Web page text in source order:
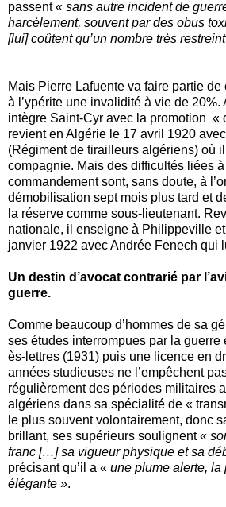
passent « sans autre incident de
harcèlement, souvent par des obus
[lui] coûtent qu’un nombre très
Mais Pierre Lafuente va faire partie de
à l’ypérite une invalidité à vie de 20%.
intègre Saint-Cyr avec la promotion «
revient en Algérie le 17 avril 1920
(Régiment de tirailleurs algériens) où
compagnie. Mais des difficultés liées à
commandement sont, sans doute, à
démobilisation sept mois plus tard et
la réserve comme sous-lieutenant.
nationale, il enseigne à Philippeville
janvier 1922 avec Andrée Fenech qui
Un destin d’avocat contrarié par
guerre.
Comme beaucoup d’hommes de sa
ses études interrompues par la guerre
ès-lettres (1931) puis une licence en
années studieuses ne l’empêchent
régulièrement des périodes militaires
algériens dans sa spécialité de «
le plus souvent volontairement, donc
brillant, ses supérieurs soulignent «
franc […] sa vigueur physique et sa
précisant qu’il a « une plume alerte, la
élégante ».